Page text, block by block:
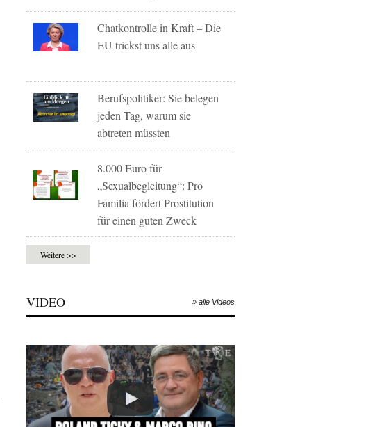
Chatkontrolle in Kraft – Die
EU trickst uns alle aus
Berufspolitiker: Sie belegen
jeden Tag, warum sie
abtreten müssten
8.000 Euro für
„Sexualbegleitung“: Pro
Familia fördert Prostitution
für einen guten Zweck
Weitere >>
VIDEO » alle Videos